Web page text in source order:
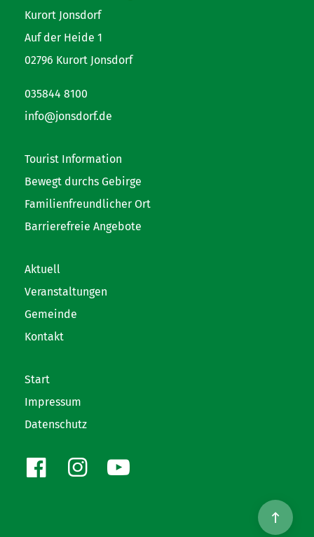
Kurort Jonsdorf
Auf der Heide 1
02796 Kurort Jonsdorf
035844 8100
info@jonsdorf.de
Tourist Information
Bewegt durchs Gebirge
Familienfreundlicher Ort
Barrierefreie Angebote
Aktuell
Veranstaltungen
Gemeinde
Kontakt
Start
Impressum
Datenschutz
FacebookInstagram